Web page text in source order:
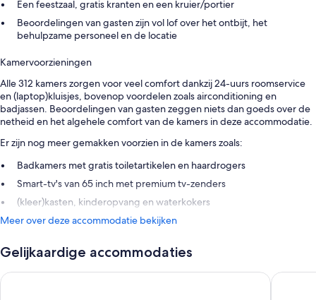
Een feestzaal, gratis kranten en een kruier/portier
Beoordelingen van gasten zijn vol lof over het ontbijt, het
behulpzame personeel en de locatie
Kamervoorzieningen
Alle 312 kamers zorgen voor veel comfort dankzij 24-uurs roomservice
en (laptop)kluisjes, bovenop voordelen zoals airconditioning en
badjassen. Beoordelingen van gasten zeggen niets dan goeds over de
netheid en het algehele comfort van de kamers in deze accommodatie.
Er zijn nog meer gemakken voorzien in de kamers zoals:
Badkamers met gratis toiletartikelen en haardrogers
Smart-tv's van 65 inch met premium tv-zenders
(kleer)kasten, kinderopvang en waterkokers
Meer over deze accommodatie bekijken
Gelijkaardige accommodaties
SkyCity Hotel Cordis,